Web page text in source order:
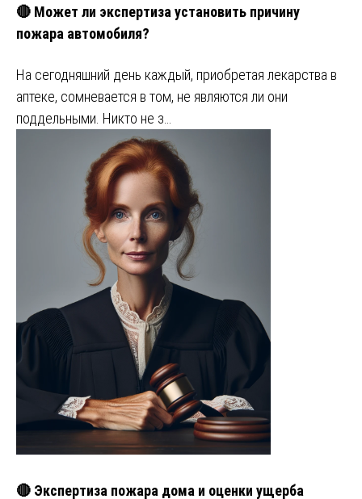
🔴 Может ли экспертиза установить причину
пожара автомобиля?
На сегодняшний день каждый, приобретая лекарства в
аптеке, сомневается в том, не являются ли они
поддельными. Никто не з…
🔴 Экспертиза пожара дома и оценки ущерба